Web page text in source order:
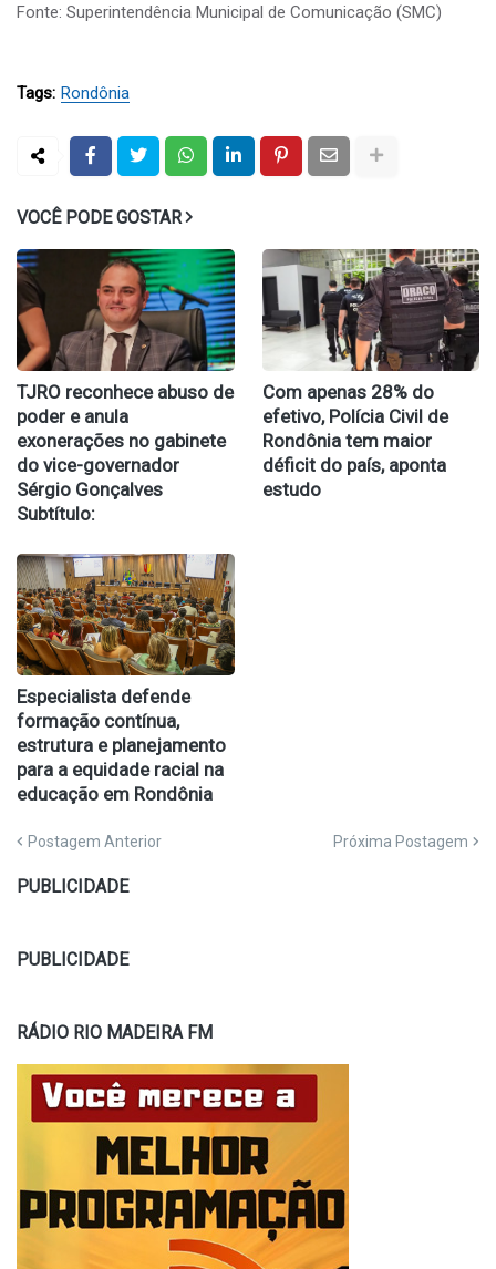
Fonte: Superintendência Municipal de Comunicação (SMC)
Tags: Rondônia
VOCÊ PODE GOSTAR
TJRO reconhece abuso de
poder e anula
exonerações no gabinete
do vice-governador
Sérgio Gonçalves
Subtítulo:
Com apenas 28% do
efetivo, Polícia Civil de
Rondônia tem maior
déficit do país, aponta
estudo
Especialista defende
formação contínua,
estrutura e planejamento
para a equidade racial na
educação em Rondônia
Postagem Anterior Próxima Postagem
PUBLICIDADE
PUBLICIDADE
RÁDIO RIO MADEIRA FM